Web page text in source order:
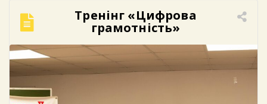
кольору та професійними секретами
колористики. Студенти мали можливість не
лише отримати нові теоретичні […]
Тренінг «Цифрова
грамотність»